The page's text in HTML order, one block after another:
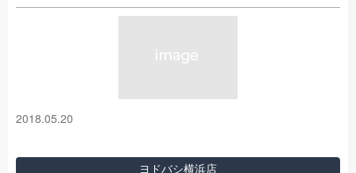
2018.05.20
ヨドバシ横浜店